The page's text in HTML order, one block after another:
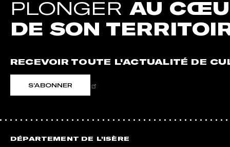
PLONGER AU
DE SON
RECEVOIR TOUTE L'ACTUALITÉ DE
S'ABONNER
DÉPARTEMENT DE L'ISÈRE